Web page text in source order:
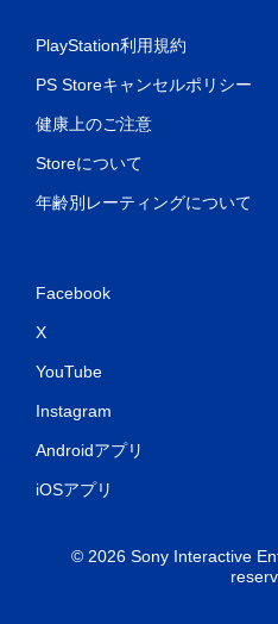
PlayStation利用規約
PS Storeキャンセルポリシー
健康上のご注意
Storeについて
年齢別レーティングについて
Facebook
X
YouTube
Instagram
Androidアプリ
iOSアプリ
© 2026 Sony Interactive